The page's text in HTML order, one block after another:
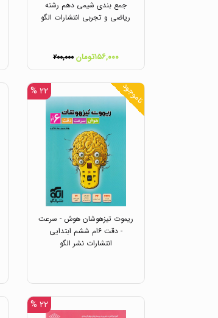
جمع بندی شیمی دهم رشته
ریاضی و تجربی انتشارات الگو
۱۵۶,۰۰۰تومان ۲۰۰,۰۰۰
ناموجود ۲۲ %
ریموت تیزهوشان هوش - سرعت
- دقت ۶ام ششم ابتدایی
انتشارات نشر الگو
۲۲ %